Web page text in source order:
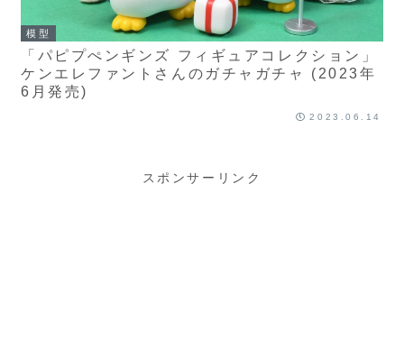
模型
「パピプぺンギンズ フィギュアコレクション」
ケンエレファントさんのガチャガチャ (2023年
6月発売)
2023.06.14
スポンサーリンク